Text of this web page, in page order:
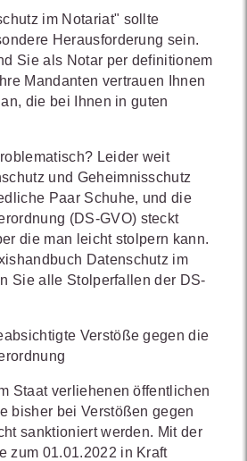
im Notariat" sollte
Herausforderung sein.
Sie als Notar per definitionem
Mandanten vertrauen Ihnen
die bei Ihnen in guten
Leider weit
und Geheimnisschutz
Paar Schuhe, und die
(DS-GVO) steckt
die man leicht stolpern kann.
Datenschutz im
Sie alle Stolperfallen der DS-
Verstöße gegen die
Staat verliehenen öffentlichen
bisher bei Verstößen gegen
sanktioniert werden. Mit der
zum 01.01.2022 in Kraft